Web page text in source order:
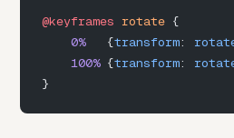
@keyframes rotate {
    0%
   {
transform:
    100%
{transform:
}